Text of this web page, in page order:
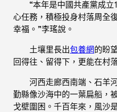
“本年是中國共產黨成
心任務，積極投身村落周全
幸福。”李瑤說。
土壤里長出包養網的盼
回得往、留得下，更能在村
河西走廊西南端、石羊
勤縣像沙海中的一葉扁船，
戈壁圍困。千百年來，風沙